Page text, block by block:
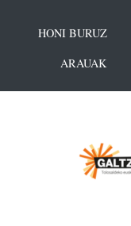
HONI BURUZ
ARAUAK